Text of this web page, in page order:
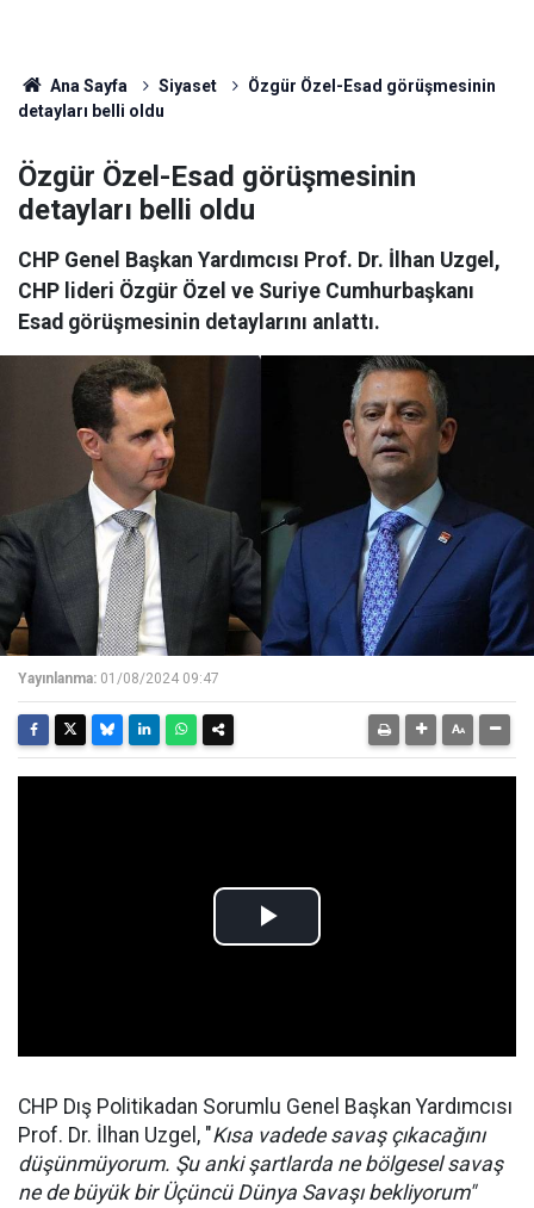
Ana Sayfa Siyaset
Özgür Özel-Esad görüşmesinin
detayları belli oldu
Özgür Özel-Esad görüşmesinin
detayları belli oldu
CHP Genel Başkan Yardımcısı Prof. Dr. İlhan Uzgel,
CHP lideri Özgür Özel ve Suriye Cumhurbaşkanı
Esad görüşmesinin detaylarını anlattı.
Yayınlanma: 01/08/2024 09:47
CHP Dış Politikadan Sorumlu Genel Başkan Yardımcısı
Prof. Dr. İlhan Uzgel, "Kısa vadede savaş çıkacağını
düşünmüyorum. Şu anki şartlarda ne bölgesel savaş
ne de büyük bir Üçüncü Dünya Savaşı bekliyorum"